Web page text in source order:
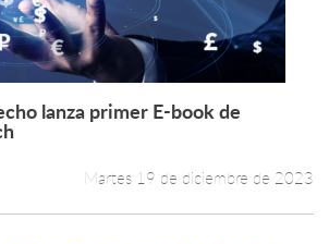
Leer más +
lanza primer E-book de
Martes 19 de diciembre de 2023